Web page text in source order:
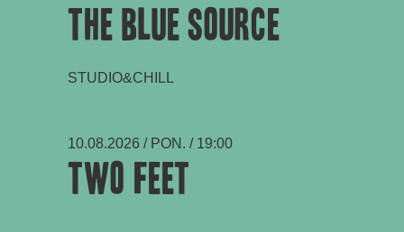
The Blue Source
STUDIO&CHILL
10.08.2026 / PON. / 19:00
Two Feet